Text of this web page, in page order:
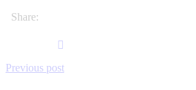
Share:
Previous post